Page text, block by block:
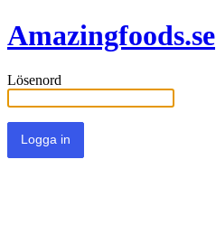
Amazingfoods.se
Lösenord